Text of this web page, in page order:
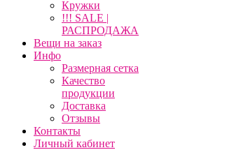
Кружки
!!! SALE |
РАСПРОДАЖА
Вещи на заказ
Инфо
Размерная сетка
Качество
продукции
Доставка
Отзывы
Контакты
Личный кабинет